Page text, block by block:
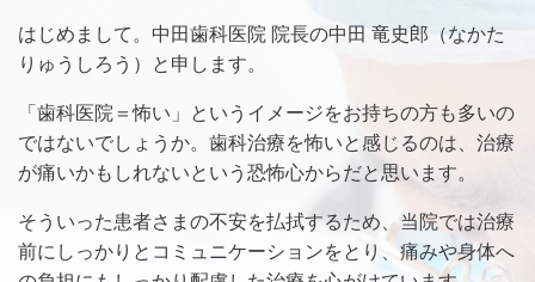
はじめまして。中田歯科医院 院長の中田 竜史郎（なかた
りゅうしろう）と申します。
「歯科医院＝怖い」というイメージをお持ちの方も多いの
ではないでしょうか。歯科治療を怖いと感じるのは、治療
が痛いかもしれないという恐怖心からだと思います。
そういった患者さまの不安を払拭するため、当院では治療
前にしっかりとコミュニケーションをとり、痛みや身体へ